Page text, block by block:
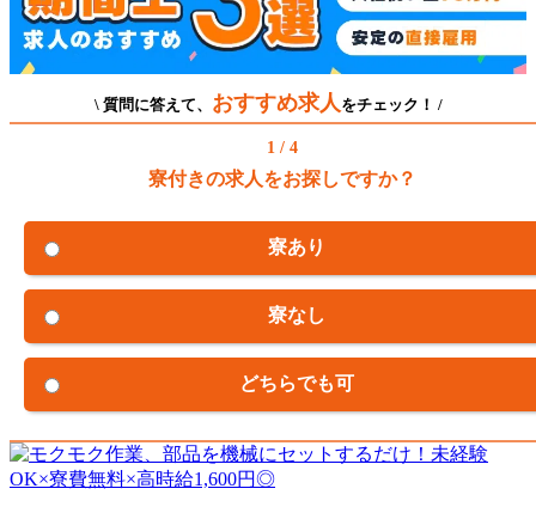
\ 質問に答えて、 おすすめ求人 をチェック！ /
1 / 4
寮付きの求人をお探しですか？
寮あり
寮なし
どちらでも可